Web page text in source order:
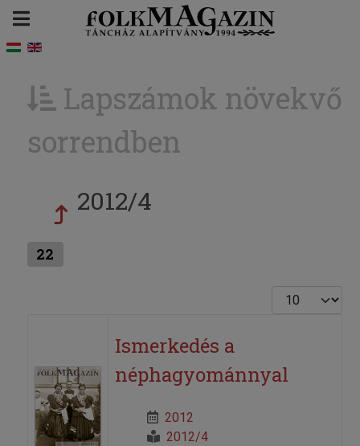
Lapszámok növekvő
sorrendben
2012/4
22
Tételek #
Ismerkedés a
néphagyománnyal
2012
2012/4